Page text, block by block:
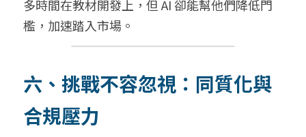
多時間在教材開發上，但 AI 卻能幫他們降低門
檻，加速踏入市場。
六、挑戰不容忽視：同質化與
合規壓力